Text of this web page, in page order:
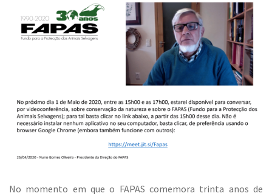
No momento em que o FAPAS comemora trinta anos de